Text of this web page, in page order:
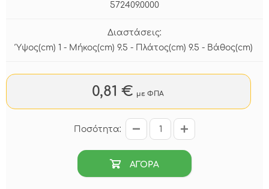
572409.0000
Διαστάσεις:
Ύψος(cm) 1 - Μήκος(cm) 9.5 - Πλάτος(cm) 9.5 - Βάθος(cm)
0,81 € με ΦΠΑ
Ποσότητα:
ΑΓΟΡΑ